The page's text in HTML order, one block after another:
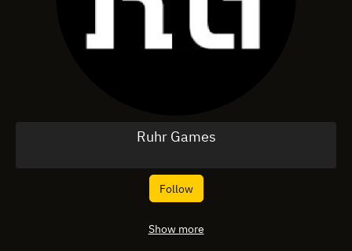
Ruhr Games
Follow
Show more